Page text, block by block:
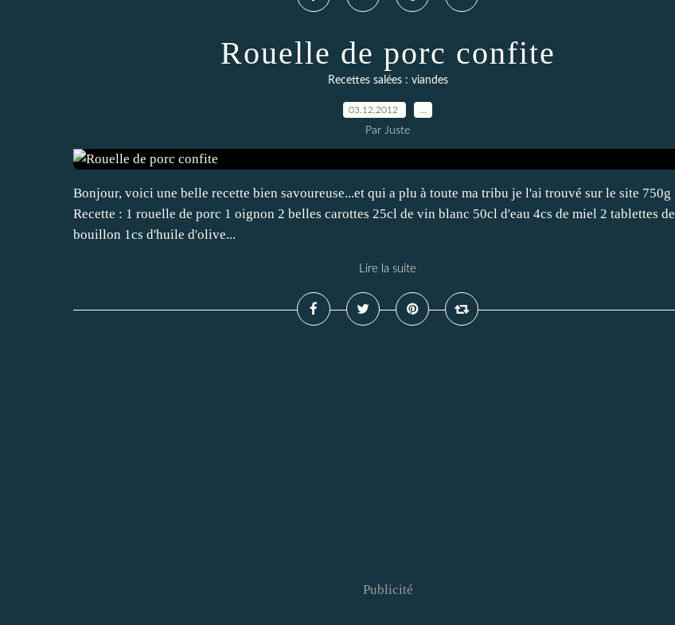
Rouelle de porc confite
Recettes salées : viandes
03.12.2012
Par Juste
Bonjour, voici une belle recette bien savoureuse...et qui a plu à toute ma tribu je l'ai trouvé sur le site 750g
Recette : 1 rouelle de porc 1 oignon 2 belles carottes 25cl de vin blanc 50cl d'eau 4cs de miel 2 tablettes de
bouillon 1cs d'huile d'olive...
Lire la suite
Publicité